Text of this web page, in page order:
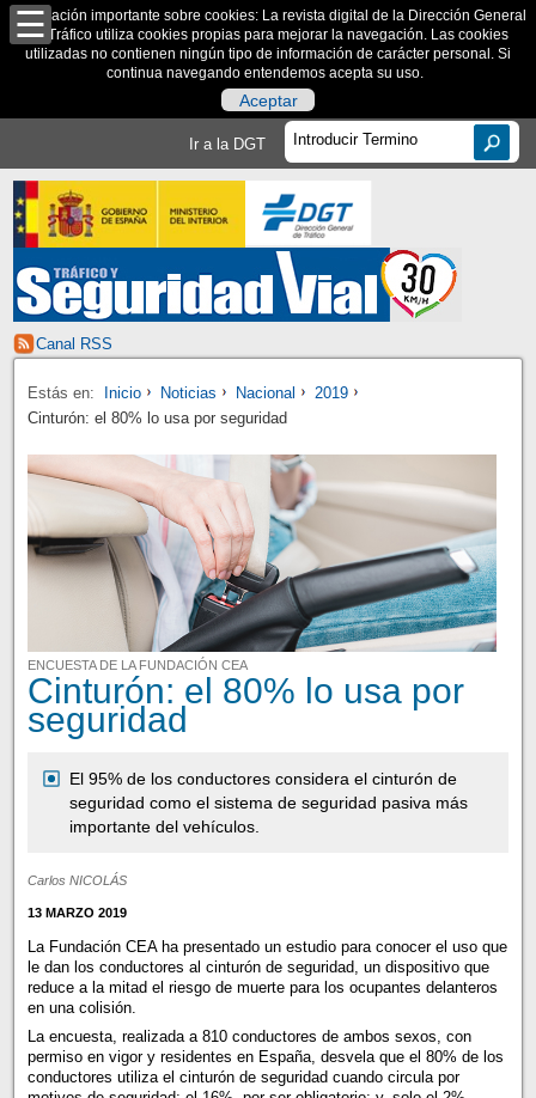
Información importante sobre cookies: La revista digital de la Dirección General
de Tráfico utiliza cookies propias para mejorar la navegación. Las cookies
utilizadas no contienen ningún tipo de información de carácter personal. Si
continua navegando entendemos acepta su uso.
Aceptar
Ir a la DGT
Canal RSS
Estás en: Inicio Noticias Nacional
2019
Cinturón: el 80% lo usa por seguridad
ENCUESTA DE LA FUNDACIÓN CEA
Cinturón: el 80% lo usa por
seguridad
El 95% de los conductores considera el cinturón de
seguridad como el sistema de seguridad pasiva más
importante del vehículos.
Carlos NICOLÁS
13 MARZO 2019
La Fundación CEA ha presentado un estudio para conocer el uso que
le dan los conductores al cinturón de seguridad, un dispositivo que
reduce a la mitad el riesgo de muerte para los ocupantes delanteros
en una colisión.
La encuesta, realizada a 810 conductores de ambos sexos, con
permiso en vigor y residentes en España, desvela que el 80% de los
conductores utiliza el cinturón de seguridad cuando circula por